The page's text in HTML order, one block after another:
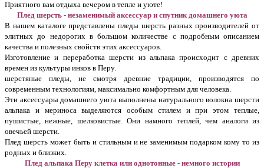
Приятного вам отдыха вечером в тепле и уюте!
Плед шерсть - незаменимый аксессуар и спутник домашнего уюта
В нашем каталоге представлены пледы шерсть разных производителей от
элитных до недорогих в большом количестве с подробным описанием
качества и полезных свойств этих аксессуаров.
Изготовление и переработка шерсти из альпака происходит с древних
времен из культуры инков в Перу.
шерстяные пледы, не смотря древние традиции, производятся по
современным технологиям, максимально комфортным для человека.
Эти аксессуары домашнего уюта выполнены натурального волокна шерсти
альпака и мериноса выделяются особым стилем и при этом теплые,
пушистые, нежные, шелковистые. Они намного теплей, чем аналоги из
овечьей шерсти.
Плед шерсть может быть и стильным и не заменимым подарком кому то из
родных и близких.
Плед альпака Перу клетка или однотонные - немного истории